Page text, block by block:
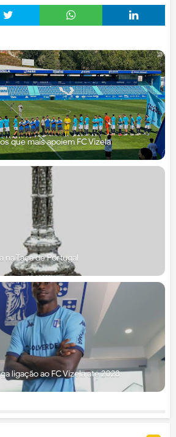
que mais apoiem FC Vizela
na Taça de Portugal
ligação ao FC Vizela até 2028